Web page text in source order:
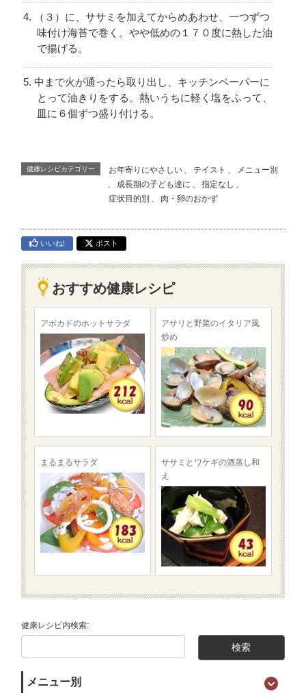
（３）に、ササミを加えてからめあわせ、一つずつ
味付け海苔で巻く。やや低めの１７０度に熱した油
で揚げる。
中まで火が通ったら取り出し、キッチンペーパーに
とって油きりをする。熱いうちに軽く塩をふって、
皿に６個ずつ盛り付ける。
健康レシピカテゴリー お年寄りにやさしい 、 テイスト 、
メニュー別
、
成長期の子ども達に 、 指定なし 、
症状目的別 、 肉・卵のおかず
いいね! ポスト
おすすめ健康レシピ
アボカドのホットサラダ
アサリと野菜のイタリア風
炒め
まるまるサラダ
ササミとワケギの酒蒸し和
え
健康レシピ内検索:
メニュー別